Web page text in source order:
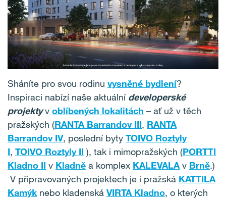
Sháníte pro svou rodinu vysněné bydlení?
Inspiraci nabízí naše aktuální developerské
projektyv oblíbených lokalitách – ať už v těch
pražských (RANTA Barrandov III, RANTA
Barrandov IV, poslední byty TOIVO Roztyly
I, TOIVO Roztyly II ), tak i mimopražských (PORTTI
Kladno II v Kladně a komplex KALEVALA v Brně.)
V připravovaných projektech je i pražská KATTILA
Kamýk nebo kladenská VIRTA Kladno, o kterých